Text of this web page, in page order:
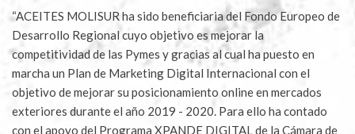
“ACEITES MOLISUR ha sido beneficiaria del Fondo Europeo de
Desarrollo Regional cuyo objetivo es mejorar la
competitividad de las Pymes y gracias al cual ha puesto en
marcha un Plan de Marketing Digital Internacional con el
objetivo de mejorar su posicionamiento online en mercados
exteriores durante el año 2019 - 2020. Para ello ha contado
con el apoyo del Programa XPANDE DIGITAL de la Cámara de